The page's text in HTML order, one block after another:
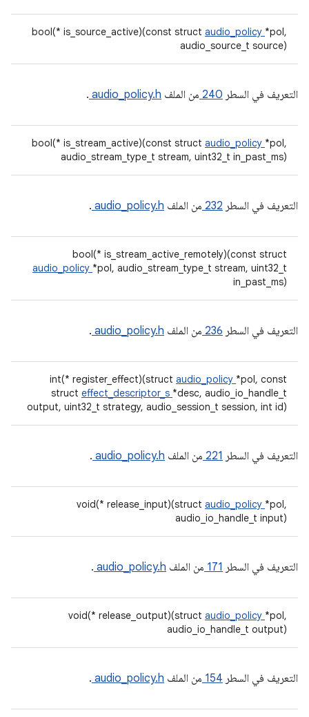
bool(* is_source_active)(const struct audio_policy *pol,
audio_source_t source)
التعريف في السطر 240 من الملف audio_policy.h
.
bool(* is_stream_active)(const struct audio_policy *pol,
audio_stream_type_t stream, uint32_t in_past_ms)
التعريف في السطر 232 من الملف audio_policy.h
.
bool(* is_stream_active_remotely)(const struct
audio_policy *pol, audio_stream_type_t stream, uint32_t
in_past_ms)
التعريف في السطر 236 من الملف audio_policy.h
.
int(* register_effect)(struct audio_policy *pol, const
struct effect_descriptor_s *desc, audio_io_handle_t
output, uint32_t strategy, audio_session_t session, int id)
التعريف في السطر 221 من الملف audio_policy.h
.
void(* release_input)(struct audio_policy *pol,
audio_io_handle_t input)
التعريف في السطر 171 من الملف audio_policy.h
.
void(* release_output)(struct audio_policy *pol,
audio_io_handle_t output)
التعريف في السطر 154 من الملف audio_policy.h
.